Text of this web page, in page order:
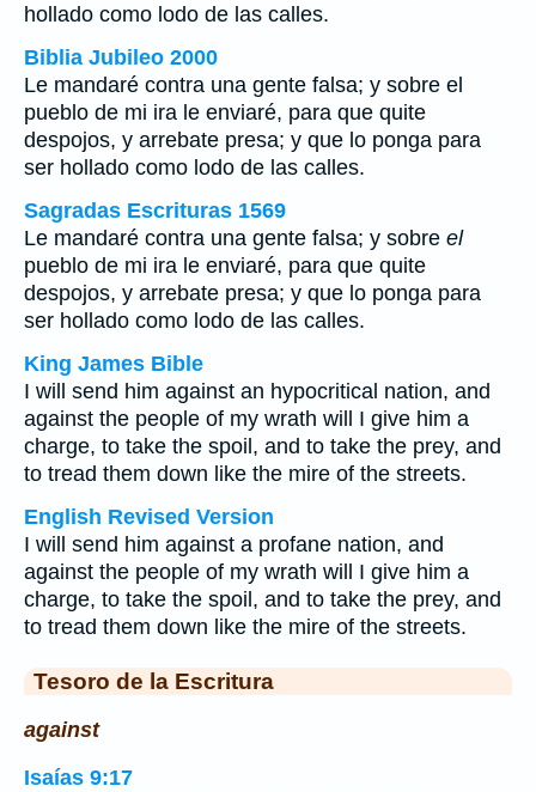
hollado como lodo de las calles.
Biblia Jubileo 2000
Le mandaré contra una gente falsa; y sobre el
pueblo de mi ira le enviaré, para que quite
despojos, y arrebate presa; y que lo ponga para
ser hollado como lodo de las calles.
Sagradas Escrituras 1569
Le mandaré contra una gente falsa; y sobre el
pueblo de mi ira le enviaré, para que quite
despojos, y arrebate presa; y que lo ponga para
ser hollado como lodo de las calles.
King James Bible
I will send him against an hypocritical nation, and
against the people of my wrath will I give him a
charge, to take the spoil, and to take the prey, and
to tread them down like the mire of the streets.
English Revised Version
I will send him against a profane nation, and
against the people of my wrath will I give him a
charge, to take the spoil, and to take the prey, and
to tread them down like the mire of the streets.
Tesoro de la Escritura
against
Isaías 9:17